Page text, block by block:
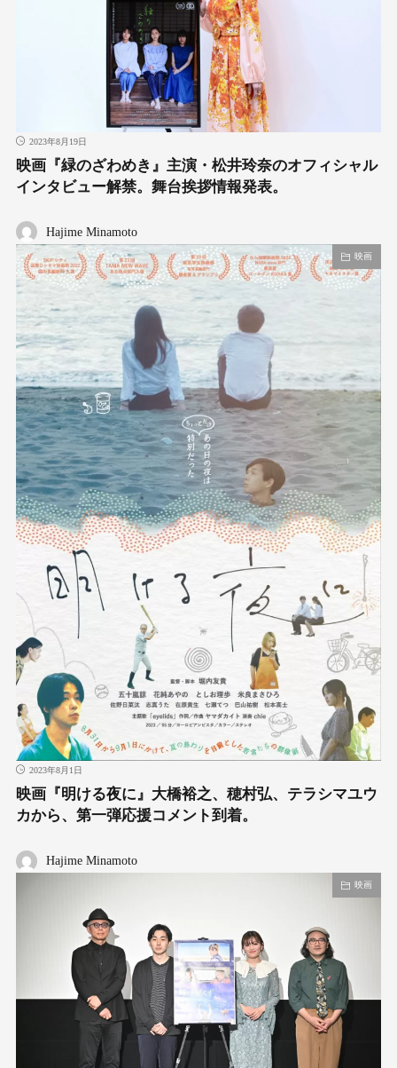
2023年8月19日
映画『緑のざわめき』主演・松井玲奈のオフィシャル
インタビュー解禁。舞台挨拶情報発表。
Hajime Minamoto
映画
2023年8月1日
映画『明ける夜に』大橋裕之、穂村弘、テラシマユウ
カから、第一弾応援コメント到着。
Hajime Minamoto
映画